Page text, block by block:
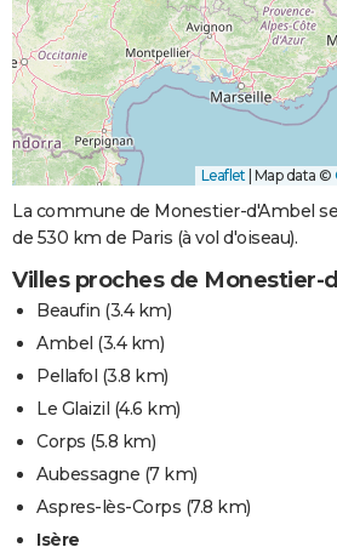
Leaflet Map data ©
La commune de Monestier-d'Ambel
de 530 km de Paris (à vol d'oiseau).
Villes proches de Monestier-
Beaufin (3.4 km)
Ambel (3.4 km)
Pellafol (3.8 km)
Le Glaizil (4.6 km)
Corps (5.8 km)
Aubessagne (7 km)
Aspres-lès-Corps (7.8 km)
Isère